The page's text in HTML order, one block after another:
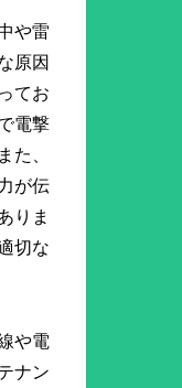
や雷
原因
てお
電撃
た、
が伝
りま
切な
や電
ナン